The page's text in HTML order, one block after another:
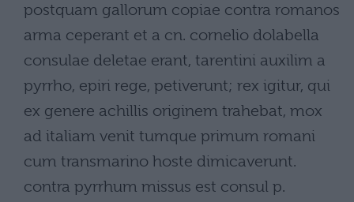
postquam gallorum copiae contra romanos
arma ceperant et a cn. cornelio dolabella
consulae deletae erant, tarentini auxilim a
pyrrho, epiri rege, petiverunt; rex igitur, qui
ex genere achillis originem trahebat, mox
ad italiam venit tumque primum romani
cum transmarino hoste dimicaverunt.
contra pyrrhum missus est consul p.